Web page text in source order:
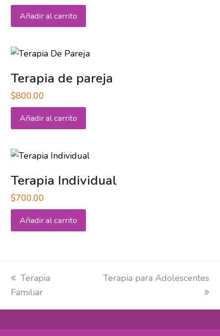
Añadir al carrito
Terapia de pareja
$800.00
Añadir al carrito
Terapia Individual
$700.00
Añadir al carrito
previous
post:
Terapia
Familiar
next
Terapia para Adolescentes